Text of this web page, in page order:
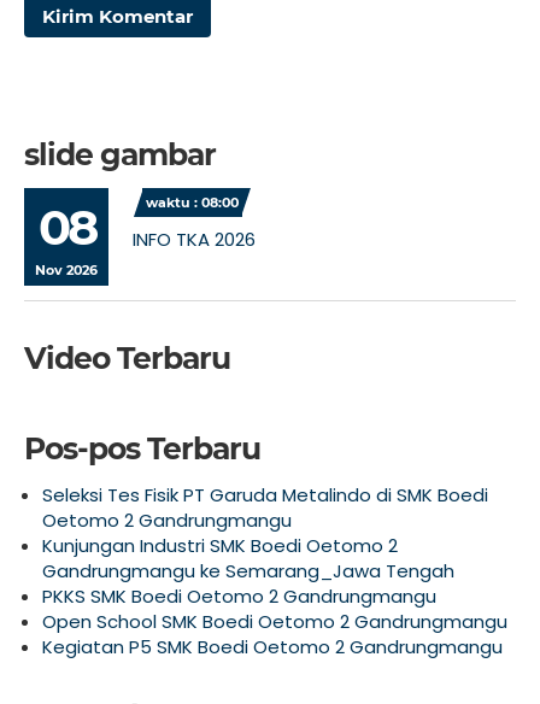
slide gambar
08
Nov 2026
waktu : 08:00
INFO TKA 2026
Video Terbaru
Pos-pos Terbaru
Seleksi Tes Fisik PT Garuda Metalindo di SMK Boedi
Oetomo 2 Gandrungmangu
Kunjungan Industri SMK Boedi Oetomo 2
Gandrungmangu ke Semarang_Jawa Tengah
PKKS SMK Boedi Oetomo 2 Gandrungmangu
Open School SMK Boedi Oetomo 2 Gandrungmangu
Kegiatan P5 SMK Boedi Oetomo 2 Gandrungmangu